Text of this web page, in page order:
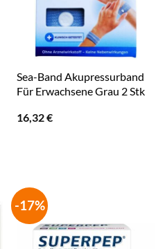
Sea-Band Akupressurband
Für Erwachsene Grau 2 Stk
16,32€
-17%